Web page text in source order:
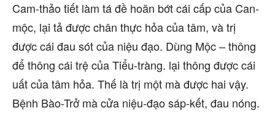
Cam-thảo tiết làm tá đề hoãn bớt cái cấp của Can-
mộc, lại tả được chân thực hỏa của tâm, và trị
được cái đau sót của niệu đạo. Dùng Mộc – thông
để thông cái trệ của Tiểu-tràng. lại thông được cái
uất của tâm hỏa. Thế là trị một mà được hai vậy.
Bệnh Bào-Trở mà cửa niệu-đạo sáp-kết, đau nóng.